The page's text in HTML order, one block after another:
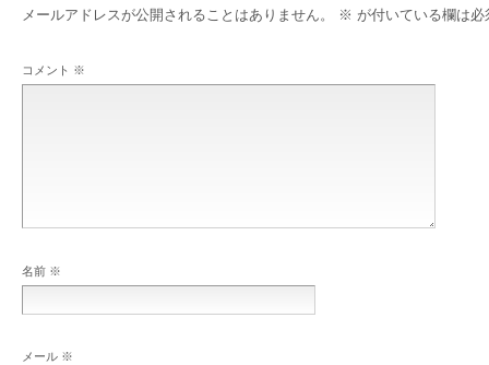
メールアドレスが公開されることはありません。 ※ が付いている欄は必
コメント ※
名前 ※
メール ※